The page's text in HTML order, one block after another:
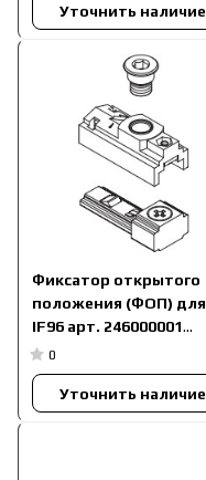
Уточнить наличие
Фиксатор открытого
положения (ФОП) для
IF96 арт. 246000001
(ск.канал 15 мм)
0
Уточнить наличие